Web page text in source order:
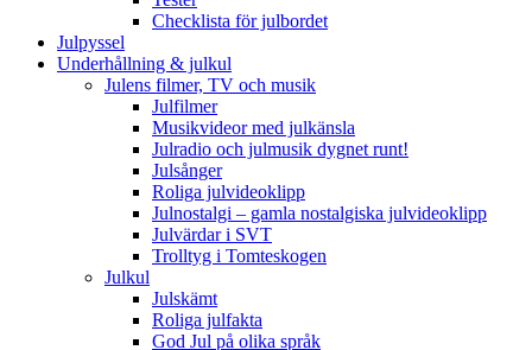
Checklista för julbordet
Julpyssel
Underhållning & julkul
Julens filmer, TV och musik
Julfilmer
Musikvideor med julkänsla
Julradio och julmusik dygnet runt!
Julsånger
Roliga julvideoklipp
Julnostalgi – gamla nostalgiska julvideoklipp
Julvärdar i SVT
Trolltyg i Tomteskogen
Julkul
Julskämt
Roliga julfakta
God Jul på olika språk